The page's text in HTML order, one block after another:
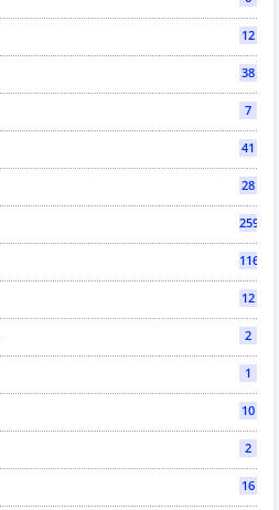
12
38
7
41
28
2597
116
12
2
1
10
2
16